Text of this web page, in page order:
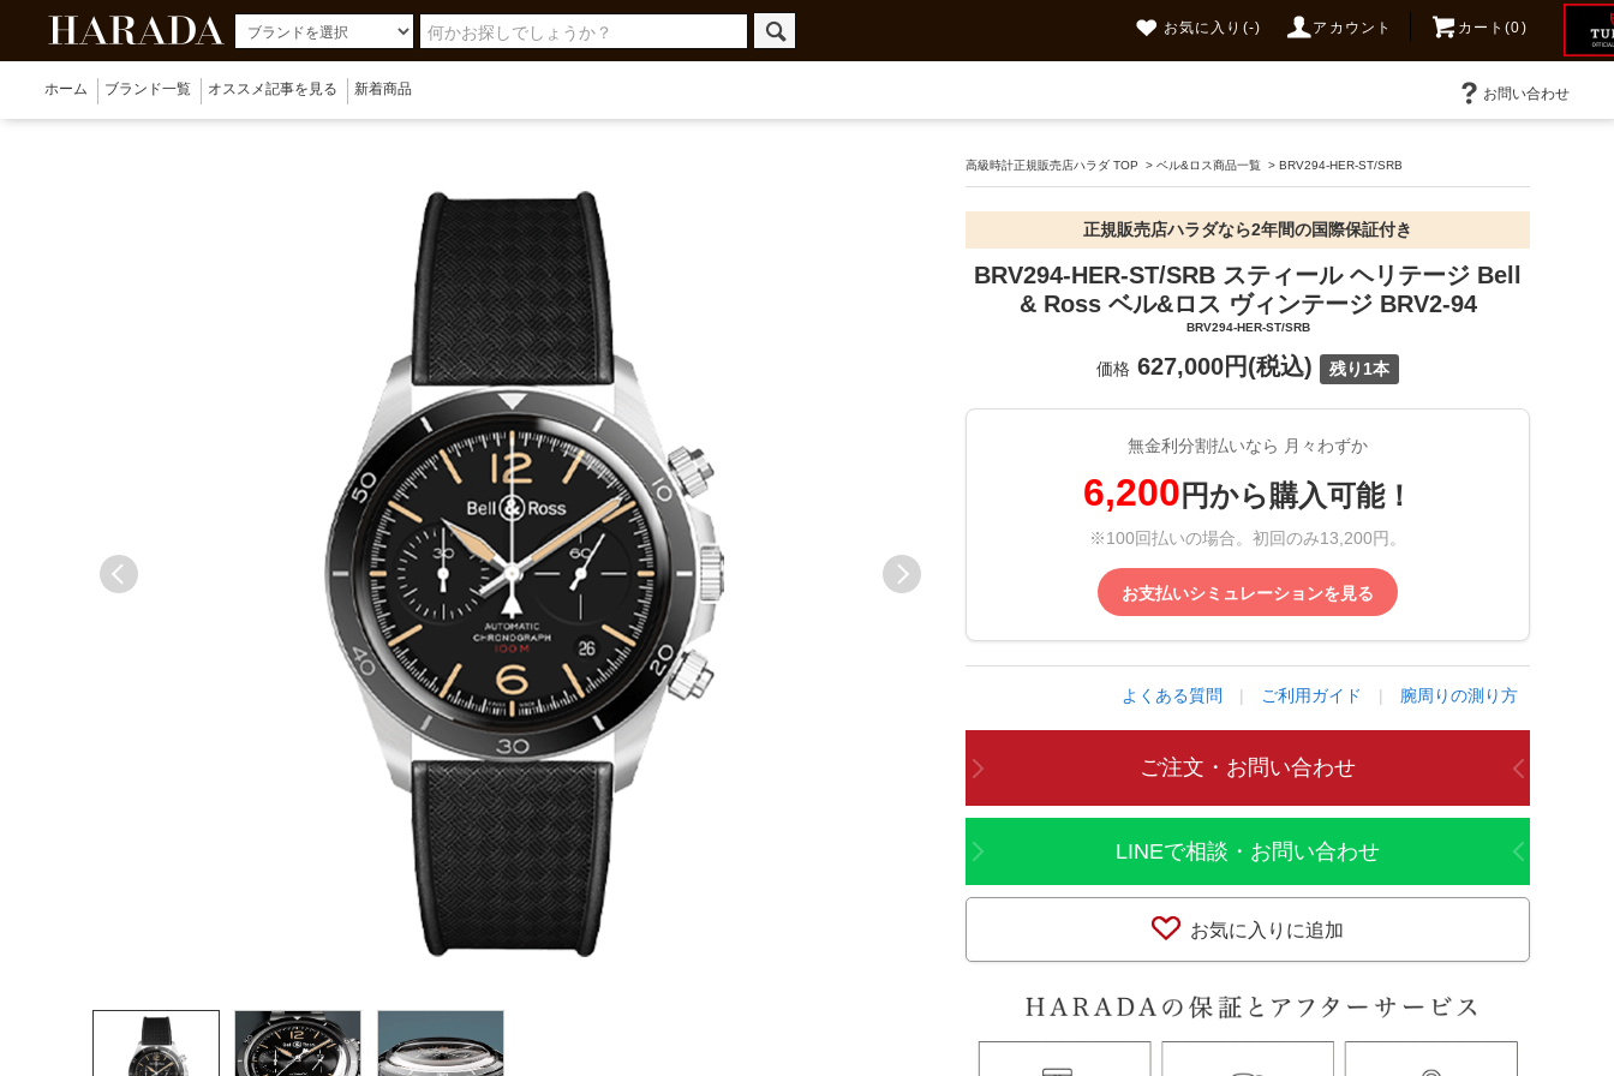
お気に入り (-) アカウント カート(0)
ホーム ブランド一覧 オススメ記事を見る 新着商品 お問い合わせ
高級時計正規販売店ハラダ TOP >ベル&ロス商品一覧 >BRV294-HER-ST/SRB
正規販売店ハラダなら2年間の国際保証付き
BRV294-HER-ST/SRB スティール ヘリテージ Bell
& Ross ベル&ロス ヴィンテージ BRV2-94
BRV294-HER-ST/SRB
価格 627,000円(税込) 残り1本
無金利分割払いなら 月々わずか
6,200 円から購入可能！
※100回払いの場合。初回のみ13,200円。
お支払いシミュレーションを見る
よくある質問 | ご利用ガイド | 腕周りの測り方
ご注文・お問い合わせ
LINEで相談・お問い合わせ
お気に入りに追加